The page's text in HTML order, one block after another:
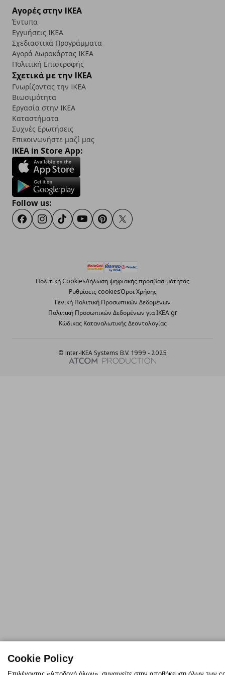
Αγορές στην IKEA
Έντυπα
Εγγυήσεις IKEA
Σχεδιαστικά Προγράμματα
Αγορά Δωρoκάρτας IKEA
Πολιτική Επιστροφής
Σχετικά με την IKEA
Γνωρίζοντας την IKEA
Βιωσιμότητα
Εργασία στην IKEA
Καταστήματα
Συχνές Ερωτήσεις
Επικοινωνήστε μαζί μας
IKEA in Store App:
Follow us:
FacebookInstagram
TikTokYoutubePinterestTwitter
Πολιτική CookiesΔήλωση ψηφιακής προσβασιμότητας
Ρυθμίσεις cookiesΌροι Χρήσης
Γενική Πολιτική Προσωπικών Δεδομένων
Πολιτική Προσωπικών Δεδομένων για ΙΚΕΑ.gr
Κώδικας Καταναλωτικής Δεοντολογίας
© Inter-IKEA Systems B.V. 1999 - 2025
Cookie Policy